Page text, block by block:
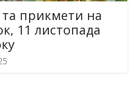
та прикмети на
11 листопада